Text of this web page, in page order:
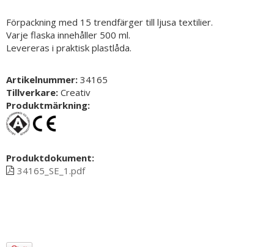
Förpackning med 15 trendfärger till ljusa textilier.
Varje flaska innehåller 500 ml.
Levereras i praktisk plastlåda.
Artikelnummer: 34165
Tillverkare: Creativ
Produktmärkning:
Produktdokument:
34165_SE_1.pdf